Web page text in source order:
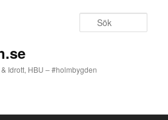
Idrott, HBU – #holmbygden